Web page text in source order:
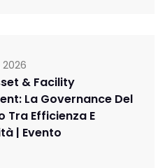
2026
& Facility
La Governance Del
Tra Efficienza E
| Evento